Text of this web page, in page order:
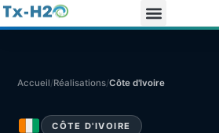
Accueil/Réalisations/Côte d'Ivoire
CÔTE D'IVOIRE